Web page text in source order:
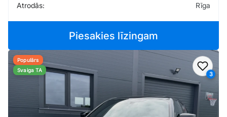
Atrodās: Rīga
Piesakies līzingam
3
Populārs
Svaiga TA